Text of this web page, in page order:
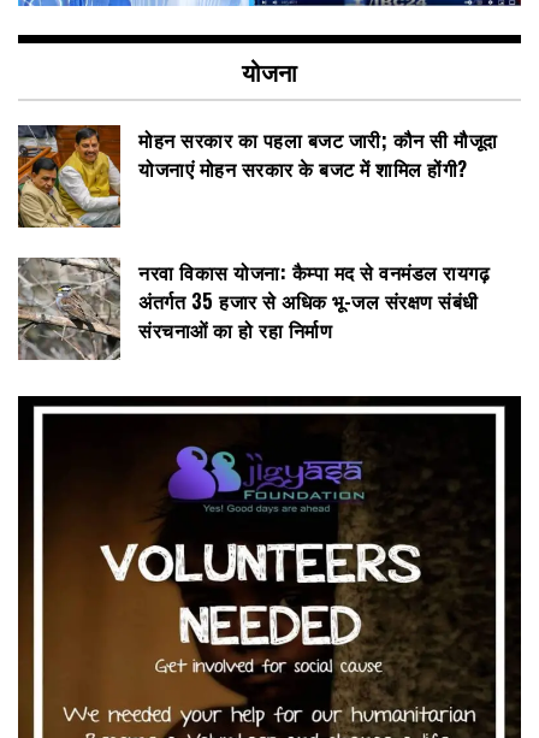
योजना
मोहन सरकार का पहला बजट जारी; कौन सी मौजूदा
योजनाएं मोहन सरकार के बजट में शामिल होंगी?
नरवा विकास योजना: कैम्पा मद से वनमंडल रायगढ़
अंतर्गत 35 हजार से अधिक भू-जल संरक्षण संबंधी
संरचनाओं का हो रहा निर्माण